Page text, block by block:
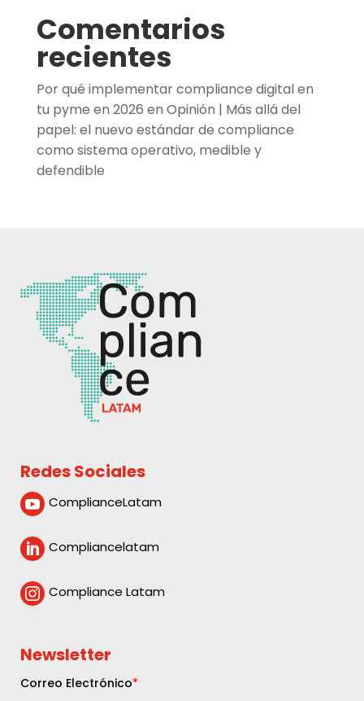
Comentarios
recientes
Por qué implementar compliance digital en
tu pyme en 2026 en Opinión | Más allá del
papel: el nuevo estándar de compliance
como sistema operativo, medible y
defendible
Redes Sociales
 ComplianceLatam
 Compliancelatam
 Compliance Latam
Newsletter